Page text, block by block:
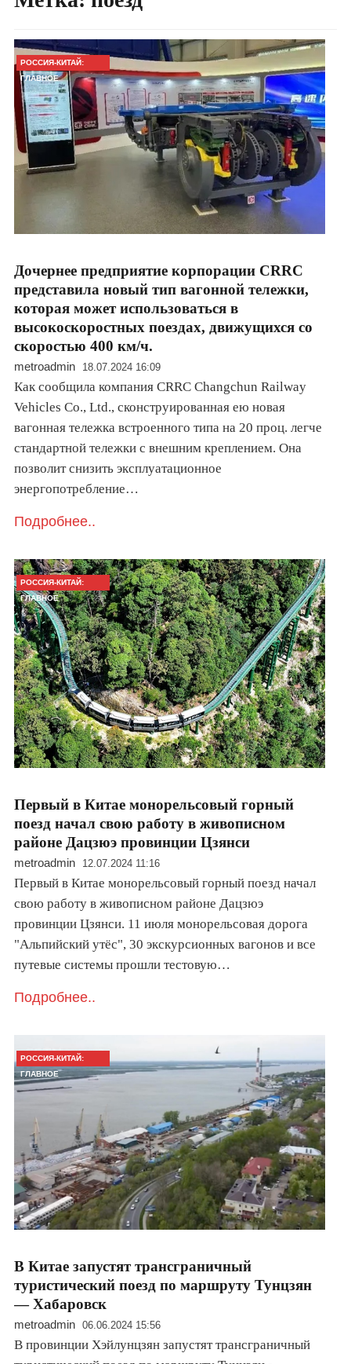
РОССИЯ-КИТАЙ:
ГЛАВНОЕ
Дочернее предприятие корпорации CRRC
представила новый тип вагонной тележки,
которая может использоваться в
высокоскоростных поездах, движущихся со
скоростью 400 км/ч.
metroadmin 18.07.2024 16:09
Как сообщила компания CRRC Changchun Railway
Vehicles Co., Ltd., сконструированная ею новая
вагонная тележка встроенного типа на 20 проц. легче
стандартной тележки с внешним креплением. Она
позволит снизить эксплуатационное
энергопотребление…
Подробнее..
РОССИЯ-КИТАЙ:
ГЛАВНОЕ
Первый в Китае монорельсовый горный
поезд начал свою работу в живописном
районе Дацзюэ провинции Цзянси
metroadmin 12.07.2024 11:16
Первый в Китае монорельсовый горный поезд начал
свою работу в живописном районе Дацзюэ
провинции Цзянси. 11 июля монорельсовая дорога
"Альпийский утёс", 30 экскурсионных вагонов и все
путевые системы прошли тестовую…
Подробнее..
РОССИЯ-КИТАЙ:
ГЛАВНОЕ
В Китае запустят трансграничный
туристический поезд по маршруту Тунцзян
— Хабаровск
metroadmin 06.06.2024 15:56
В провинции Хэйлунцзян запустят трансграничный